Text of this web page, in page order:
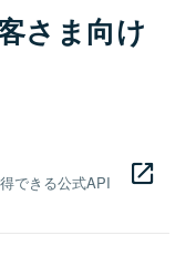
さま向け
できる公式API